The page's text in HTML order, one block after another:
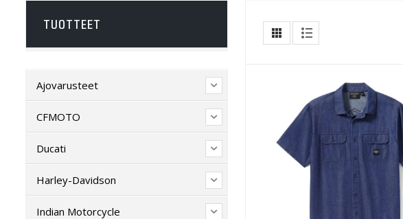
TUOTTEET
Ajovarusteet
CFMOTO
Ducati
Harley-Davidson
Indian Motorcycle